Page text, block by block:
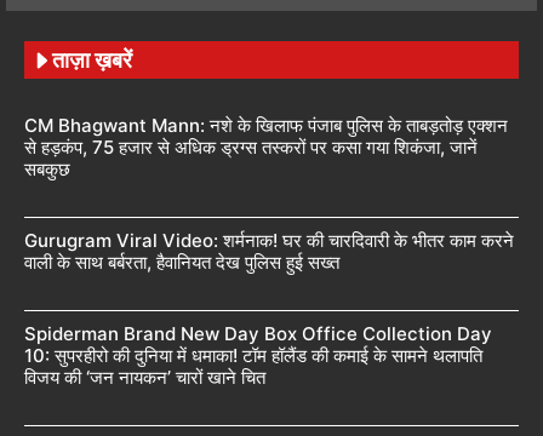
ताज़ा ख़बरें
CM Bhagwant Mann: नशे के खिलाफ पंजाब पुलिस के ताबड़तोड़ एक्शन
से हड़कंप, 75 हजार से अधिक ड्रग्स तस्करों पर कसा गया शिकंजा, जानें
सबकुछ
Gurugram Viral Video: शर्मनाक! घर की चारदिवारी के भीतर काम करने
वाली के साथ बर्बरता, हैवानियत देख पुलिस हुई सख्त
Spiderman Brand New Day Box Office Collection Day
10: सुपरहीरो की दुनिया में धमाका! टॉम हॉलैंड की कमाई के सामने थलापति
विजय की ‘जन नायकन’ चारों खाने चित